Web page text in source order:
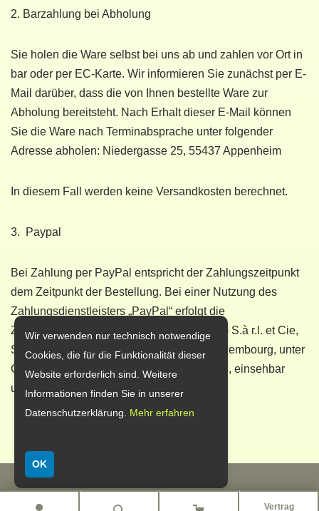
2. Barzahlung bei Abholung
Sie holen die Ware selbst bei uns ab und zahlen vor Ort in
bar oder per EC-Karte. Wir informieren Sie zunächst per E-
Mail darüber, dass die von Ihnen bestellte Ware zur
Abholung bereitsteht. Nach Erhalt dieser E-Mail können
Sie die Ware nach Terminabsprache unter folgender
Adresse abholen: Niedergasse 25, 55437 Appenheim
In diesem Fall werden keine Versandkosten berechnet.
3. Paypal
Bei Zahlung per PayPal entspricht der Zahlungszeitpunkt
dem Zeitpunkt der Bestellung. Bei einer Nutzung des
Zahlungsdienstleisters „PayPal“ erfolgt die
Zahlungsabwicklung über PayPal (Europe) S.à r.l. et Cie,
S.C.A., 22-24 Boulevard Royal, L-2449 Luxembourg, unter
Geltung der PayPal-Nutzungsbedingungen, einsehbar
unter
www.paypal.com.
Wir verwenden nur technisch notwendige
Cookies, die für die Funktionalität dieser
Website erforderlich sind. Weitere
Informationen finden Sie in unserer
Datenschutzerklärung.
Mehr erfahren
OK
Vertrag